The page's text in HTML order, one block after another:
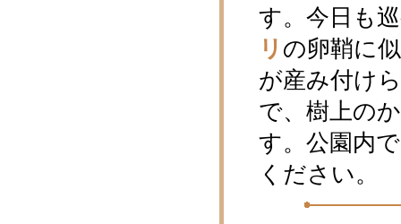
す。今日も
リ の卵鞘に
が産み付け
で、樹上の
す。公園内
ください。